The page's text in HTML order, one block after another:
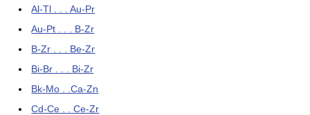
Al-Tl . . . Au-Pr
Au-Pt . . . B-Zr
B-Zr . . . Be-Zr
Bi-Br . . . Bi-Zr
Bk-Mo . .Ca-Zn
Cd-Ce . . Ce-Zr